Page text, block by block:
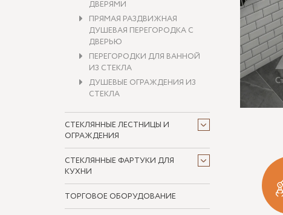
ДВЕРЯМИ
ПРЯМАЯ РАЗДВИЖНАЯ
ДУШЕВАЯ ПЕРЕГОРОДКА С
ДВЕРЬЮ
ПЕРЕГОРОДКИ ДЛЯ ВАННОЙ
ИЗ СТЕКЛА
ДУШЕВЫЕ ОГРАЖДЕНИЯ ИЗ
СТЕКЛА
СТЕКЛЯННЫЕ ЛЕСТНИЦЫ И
ОГРАЖДЕНИЯ
СТЕКЛЯННЫЕ ФАРТУКИ ДЛЯ
КУХНИ
ТОРГОВОЕ ОБОРУДОВАНИЕ